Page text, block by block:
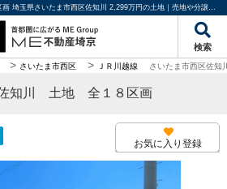
さいたま市西区佐知川 土地 全１８区画 埼玉県さいたま市西区佐知川 2,299万円の土地｜売地や分譲地情報｜ME不動産埼京
検索
> さいたま市西区 > ＪＲ川越線 さいたま市西区佐
佐知川 土地 全１８区画
お気に入り登録